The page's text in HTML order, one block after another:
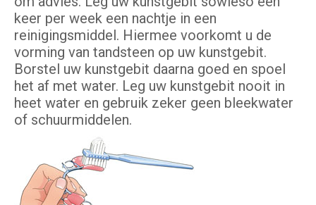
keer per week een nachtje in een
reinigingsmiddel. Hiermee voorkomt u de
vorming van tandsteen op uw kunstgebit.
Borstel uw kunstgebit daarna goed en spoel
het af met water. Leg uw kunstgebit nooit in
heet water en gebruik zeker geen bleekwater
of schuurmiddelen.